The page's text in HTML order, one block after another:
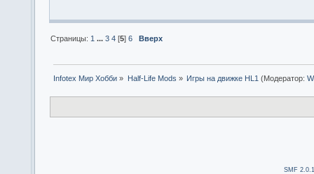
Страницы: 1 ...3 4 [5]6 Вверх
Infotex Мир Хобби » Half-Life Mods » Игры на движке HL1 (Модератор:
SMF